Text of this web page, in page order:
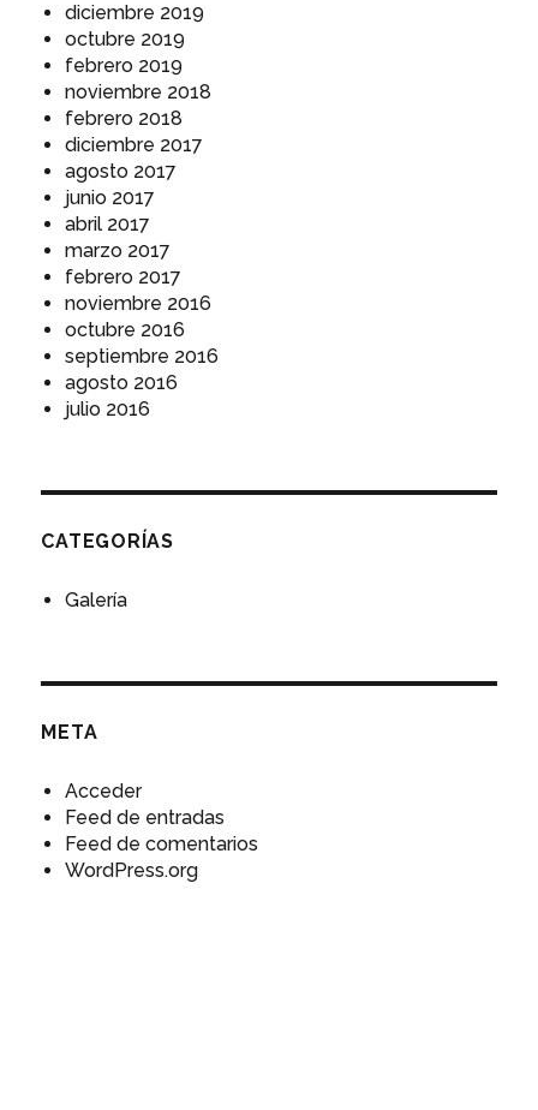
diciembre 2019
octubre 2019
febrero 2019
noviembre 2018
febrero 2018
diciembre 2017
agosto 2017
junio 2017
abril 2017
marzo 2017
febrero 2017
noviembre 2016
octubre 2016
septiembre 2016
agosto 2016
julio 2016
CATEGORÍAS
Galería
META
Acceder
Feed de entradas
Feed de comentarios
WordPress.org